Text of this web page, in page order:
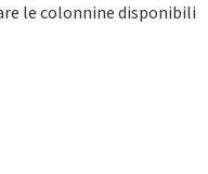
le colonnine disponibili